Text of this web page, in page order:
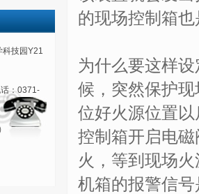
科技园Y21
：0371-
的现场控制箱
为什么要这样
候，突然保护
位好火源位置
控制箱开启电
火，等到现场
机箱的报警信